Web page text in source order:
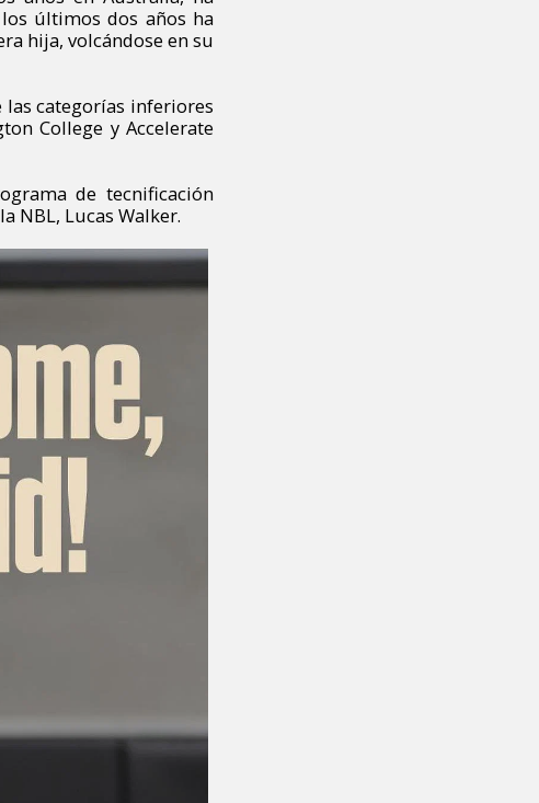
últimos dos años ha
hija, volcándose en su
las categorías inferiores
College y Accelerate
de tecnificación
NBL, Lucas Walker.